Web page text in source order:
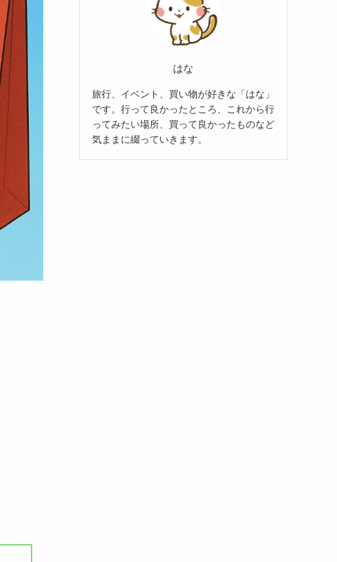
はな
旅行、イベント、買い物が好きな「はな」
です。行って良かったところ、これから行
ってみたい場所、買って良かったものなど
気ままに綴っていきます。